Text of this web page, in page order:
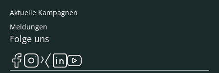
Aktuelle Kampagnen
Meldungen
Folge uns